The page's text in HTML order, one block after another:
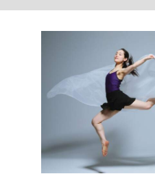
Como
a fluir: